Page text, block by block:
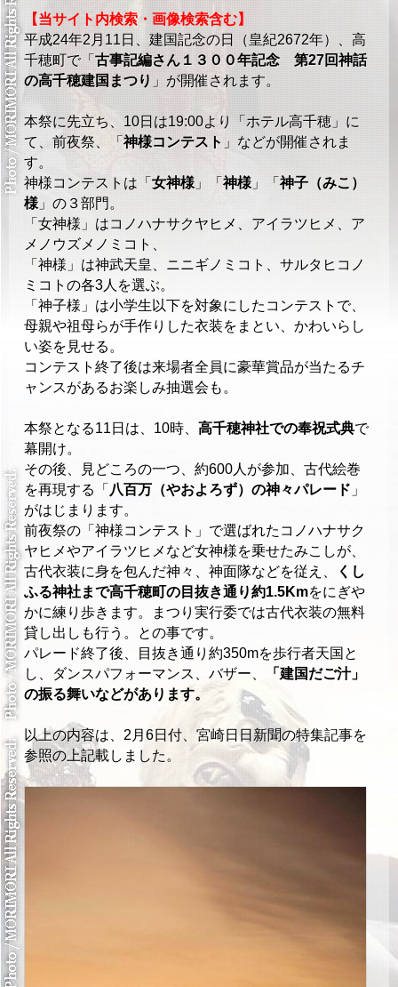
【当サイト内検索・画像検索含む】
平成24年2月11日、建国記念の日（皇紀2672年）、高
千穂町で「古事記編さん１３００年記念 第27回神話
の高千穂建国まつり 」が開催されます。
本祭に先立ち、10日は19:00より「ホテル高千穂」に
て、前夜祭、「神様コンテスト 」などが開催されま
す。
神様コンテストは「女神様 」「神様 」「神子（みこ）
様 」の３部門。
「女神様」はコノハナサクヤヒメ、アイラツヒメ、ア
メノウズメノミコト、
「神様」は神武天皇、ニニギノミコト、サルタヒコノ
ミコトの各3人を選ぶ。
「神子様」は小学生以下を対象にしたコンテストで、
母親や祖母らが手作りした衣装をまとい、かわいらし
い姿を見せる。
コンテスト終了後は来場者全員に豪華賞品が当たるチ
ャンスがあるお楽しみ抽選会も。
本祭となる11日は、10時、高千穂神社での奉祝式典で
幕開け。
その後、見どころの一つ、約600人が参加、古代絵巻
を再現する「 八百万（やおよろず）の神々パレード 」
がはじまります。
前夜祭の「神様コンテスト」で選ばれたコノハナサク
ヤヒメやアイラツヒメなど女神様を乗せたみこしが、
古代衣装に身を包んだ神々、神面隊などを従え、
くし
ふる神社まで高千穂町の目抜き通り約1.5Kmをにぎや
かに練り歩きます。まつり実行委では古代衣装の無料
貸し出しも行う。との事です。
パレード終了後、目抜き通り約350mを歩行者天国と
し、ダンスパフォーマンス、バザー、
「建国だご汁」
の振る舞いなどがあります。
以上の内容は、2月6日付、宮崎日日新聞の特集記事を
参照の上記載しました。